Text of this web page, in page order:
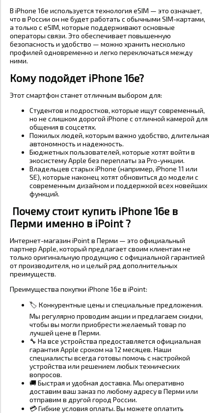
В iPhone 16e используется технология eSIM — это означает,
что в России он не будет работать с обычными SIM-картами,
а только с eSIM, которые поддерживают основные
операторы связи. Это обеспечивает повышенную
безопасность и удобство — можно хранить несколько
профилей одновременно и легко переключаться между
ними.
Кому подойдет iPhone 16e?
Этот смартфон станет отличным выбором для:
Студентов и подростков, которые ищут современный,
но не слишком дорогой iPhone с отличной камерой для
общения в соцсетях.
Пожилых людей, которым важно удобство, длительная
автономность и надежность.
Бюджетных пользователей, которые хотят войти в
экосистему Apple без переплаты за Pro-ункции.
Владельцев старых iPhone (например, iPhone 11 или
SE), которые наконец хотят обновиться до модели с
современным дизайном и поддержкой всех новейших
функций.
Почему стоит купить iPhone 16e в
Перми именно в iPoint ?
Интернет-магазин iPoint в Перми — это официальный
партнер Apple, который предлагает своим клиентам не
только оригинальную продукцию с официальной гарантией
от производителя, но и целый ряд дополнительных
преимуществ.
Преимущества покупки iPhone 16e в iPoint:
🏷️ Конкурентные цены и специальные предложения.
Мы регулярно проводим акции и предлагаем скидки,
чтобы вы могли приобрести желаемый товар по
лучшей цене в Перми.
🔧 На все устройства предоставляется официальная
гарантия Apple сроком на 12 месяцев. Наши
специалисты всегда готовы помочь с настройкой
устройства или решением любых технических
вопросов.
🚚 Быстрая и удобная доставка. Мы оперативно
доставим ваш заказ по любому адресу в Перми или
отправим в другой город России.
💳 Гибкие условия оплаты. Вы можете оплатить